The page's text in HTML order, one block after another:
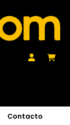
Contacto